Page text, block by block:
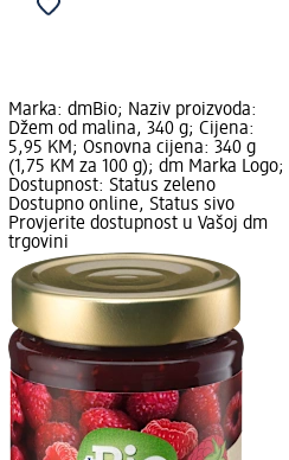
Marka: dmBio; Naziv proizvoda:
Džem od malina, 340 g; Cijena:
5,95 KM; Osnovna cijena: 340 g
(1,75 KM za 100 g); dm Marka Logo;
Dostupnost: Status zeleno
Dostupno online, Status sivo
Provjerite dostupnost u Vašoj dm
trgovini